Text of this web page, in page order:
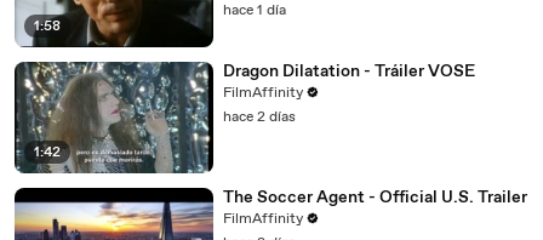
1:58
hace 1 día
1:42
Dragon Dilatation - Tráiler VOSE
FilmAffinity
hace 2 días
The Soccer Agent - Official U.S. Trailer
FilmAffinity